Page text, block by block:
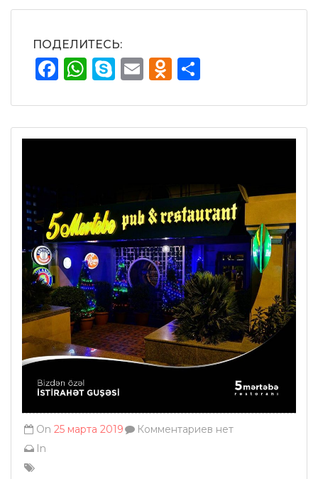
ПОДЕЛИТЕСЬ:
Facebook
WhatsApp
Skype
Email
On 25 марта 2019
In
Комментариев нет